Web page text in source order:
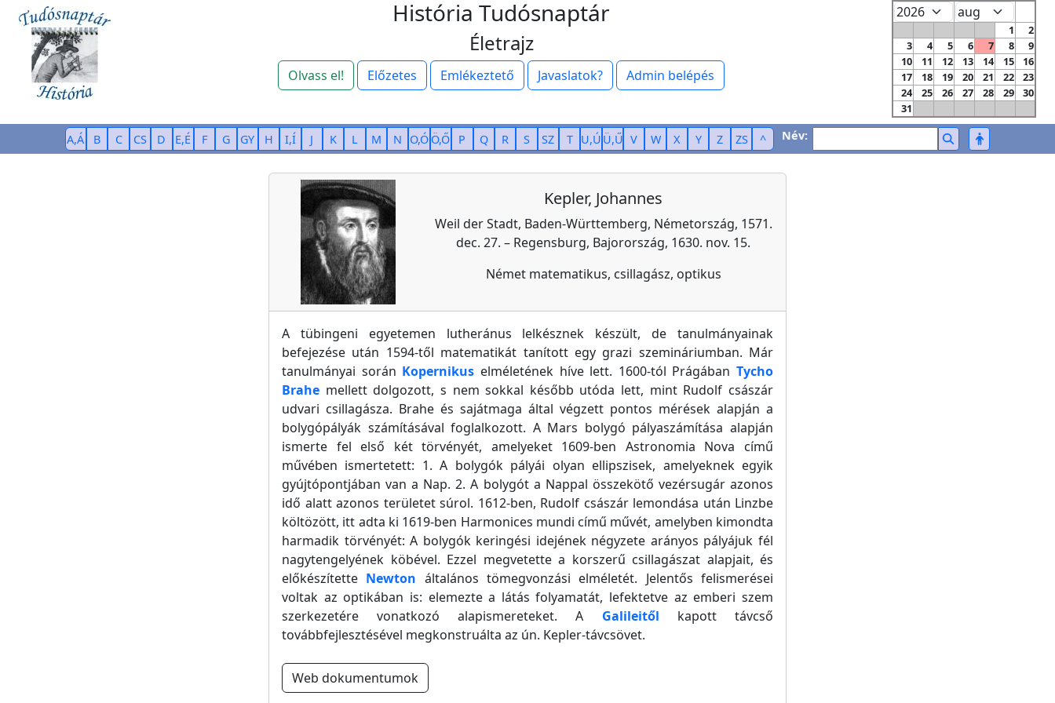
História Tudósnaptár
Életrajz
Olvass el! Előzetes Emlékeztető Javaslatok? Admin belépés
1
2
3
4 5 6 7 8
9
10
11 12 13 14 15
16
17
18 19 20 21 22
23
24
25 26 27 28 29
30
31
A,Á B C CS D E,É F G GY H I,Í J K L M N O,Ó Ö,Ő P Q R S SZ T U,Ú Ü,Ű V W X Y Z ZS ^ Név:
Kepler, Johannes
Weil der Stadt, Baden-Württemberg, Németország, 1571.
dec. 27. – Regensburg, Bajorország, 1630. nov. 15.
Német matematikus, csillagász, optikus
A tübingeni egyetemen lutheránus lelkésznek készült, de tanulmányainak
befejezése után 1594-től matematikát tanított egy grazi szemináriumban. Már
tanulmányai során Kopernikus elméletének híve lett. 1600-tól Prágában Tycho
Brahe mellett dolgozott, s nem sokkal később utóda lett, mint Rudolf császár
udvari csillagásza. Brahe és sajátmaga által végzett pontos mérések alapján a
bolygópályák számításával foglalkozott. A Mars bolygó pályaszámítása alapján
ismerte fel első két törvényét, amelyeket 1609-ben Astronomia Nova című
művében ismertetett: 1. A bolygók pályái olyan ellipszisek, amelyeknek egyik
gyújtópontjában van a Nap. 2. A bolygót a Nappal összekötő vezérsugár azonos
idő alatt azonos területet súrol. 1612-ben, Rudolf császár lemondása után Linzbe
költözött, itt adta ki 1619-ben Harmonices mundi című művét, amelyben kimondta
harmadik törvényét: A bolygók keringési idejének négyzete arányos pályájuk fél
nagytengelyének köbével. Ezzel megvetette a korszerű csillagászat alapjait, és
előkészítette Newton általános tömegvonzási elméletét. Jelentős felismerései
voltak az optikában is: elemezte a látás folyamatát, lefektetve az emberi szem
szerkezetére vonatkozó alapismereteket. A Galileitől kapott távcső
továbbfejlesztésével megkonstruálta az ún. Kepler-távcsövet.
Web dokumentumok